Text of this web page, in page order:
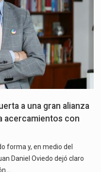
a una gran alianza
acercamientos con
forma y, en medio del
Daniel Oviedo dejó claro